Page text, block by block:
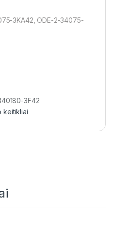
3KA42, ODE-2-34075-
3F42
keitikliai